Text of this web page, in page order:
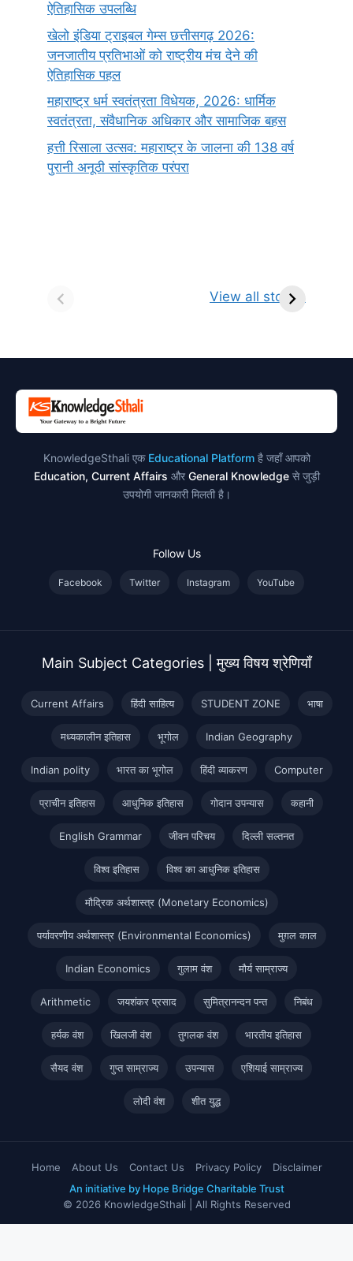
ऐतिहासिक उपलब्धि
खेलो इंडिया ट्राइबल गेम्स छत्तीसगढ़ 2026:
जनजातीय प्रतिभाओं को राष्ट्रीय मंच देने की
ऐतिहासिक पहल
महाराष्ट्र धर्म स्वतंत्रता विधेयक, 2026: धार्मिक
स्वतंत्रता, संवैधानिक अधिकार और सामाजिक बहस
हत्ती रिसाला उत्सव: महाराष्ट्र के जालना की 138 वर्ष
पुरानी अनूठी सांस्कृतिक परंपरा
View all stories
किसे कहते है?
ज्योतिर्लिंग | नाम,
KnowledgeSthali एक Educational Platformहै जहाँ आपको
Education, Current Affairs और General Knowledgeसे जुड़ी
उपयोगी जानकारी मिलती है।
Follow Us
Facebook Twitter Instagram YouTube
Main Subject Categories | मुख्य विषय श्रेणियाँ
Current Affairs हिंदी साहित्य STUDENT ZONE भाषा
मध्यकालीन इतिहास भूगोल Indian Geography
Indian polity भारत का भूगोल हिंदी व्याकरण Computer
प्राचीन इतिहास आधुनिक इतिहास गोदान उपन्यास कहानी
English Grammar जीवन परिचय दिल्ली सल्तनत
विश्व इतिहास विश्व का आधुनिक इतिहास
मौद्रिक अर्थशास्त्र (Monetary Economics)
पर्यावरणीय अर्थशास्त्र (Environmental Economics) मुग़ल काल
Indian Economics गुलाम वंश मौर्य साम्राज्य
Arithmetic जयशंकर प्रसाद सुमित्रानन्दन पन्त निबंध
हर्यक वंश खिलजी वंश तुगलक वंश भारतीय इतिहास
सैयद वंश गुप्त साम्राज्य उपन्यास एशियाई साम्राज्य
लोदी वंश शीत युद्ध
Home About Us Contact Us Privacy Policy
Disclaimer
An initiative by Hope Bridge Charitable Trust
© 2026 KnowledgeSthali | All Rights Reserved